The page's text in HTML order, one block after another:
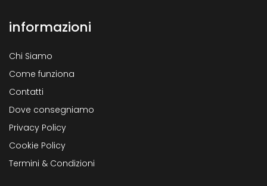
informazioni
Chi Siamo
Come funziona
Contatti
Dove consegniamo
Privacy Policy
Cookie Policy
Termini & Condizioni